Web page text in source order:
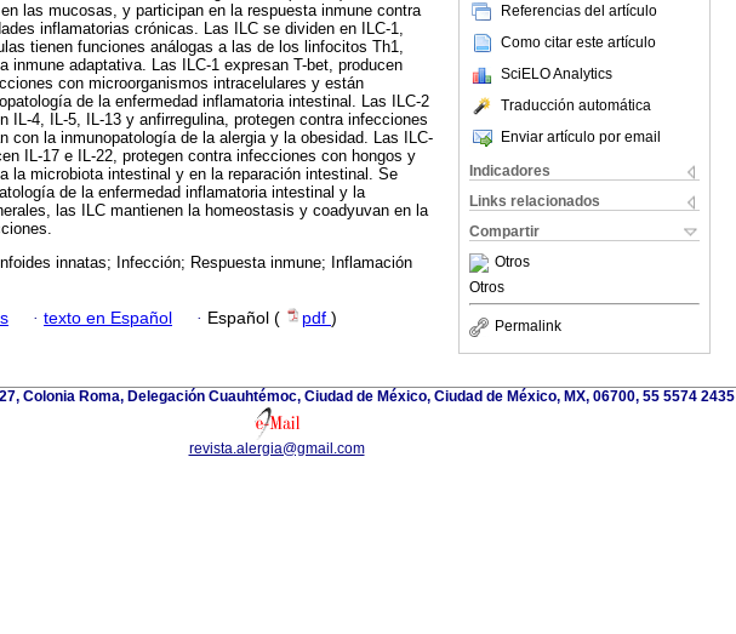
Referencias del artículo
Como citar este artículo
SciELO Analytics
Traducción automática
Enviar artículo por email
Indicadores
Links relacionados
Compartir
Otros
Otros
Permalink
las mucosas, y participan en la respuesta inmune contra
inflamatorias crónicas. Las ILC se dividen en ILC-1,
tienen funciones análogas a las de los linfocitos Th1,
inmune adaptativa. Las ILC-1 expresan T-bet, producen
con microorganismos intracelulares y están
de la enfermedad inflamatoria intestinal. Las ILC-2
IL-4, IL-5, IL-13 y anfirregulina, protegen contra infecciones
con la inmunopatología de la alergia y la obesidad. Las ILC-
IL-17 e IL-22, protegen contra infecciones con hongos y
la microbiota intestinal y en la reparación intestinal. Se
de la enfermedad inflamatoria intestinal y la
las ILC mantienen la homeostasis y coadyuvan en la
innatas; Infección; Respuesta inmune; Inflamación
· texto en Español · Español ( pdf )
Colonia Roma, Delegación Cuauhtémoc, Ciudad de México, Ciudad de México, MX, 06700, 55 5574 2435
revista.alergia@gmail.com